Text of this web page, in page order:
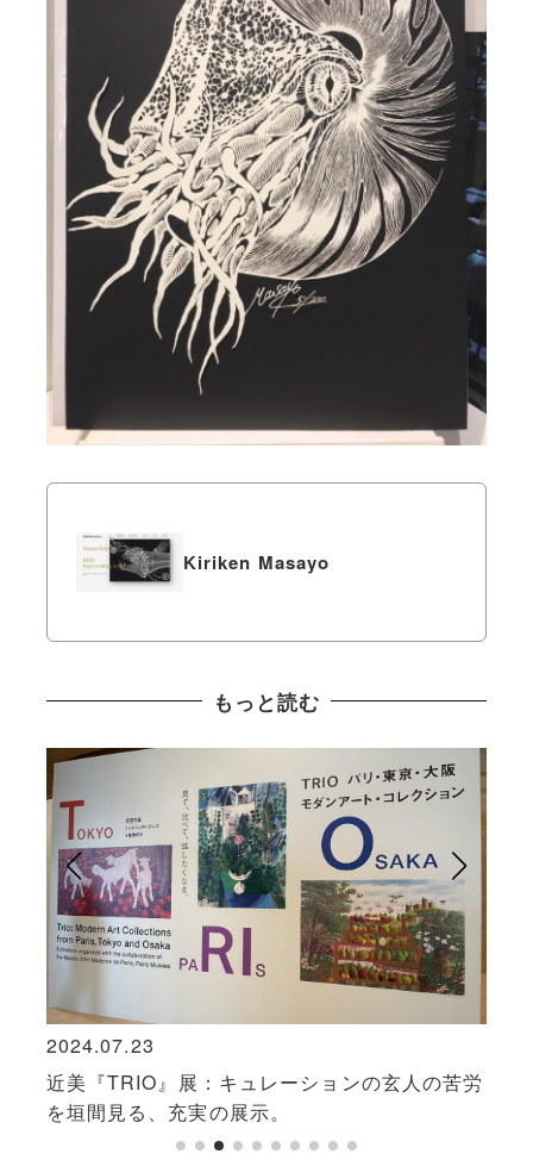
Kiriken Masayo
もっと読む
2024.07.23
近美『TRIO』展：キュレーションの玄人の苦労
を垣間見る、充実の展示。